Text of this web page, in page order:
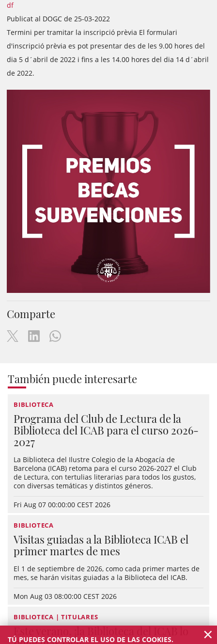
df
Publicat al DOGC de 25-03-2022
Termini per tramitar la inscripció prèvia El formulari
d'inscripció prèvia es pot presentar des de les 9.00 hores del
dia 5 d´abril de 2022 i fins a les 14.00 hores del dia 14 d´abril
de 2022.
Comparte
También puede interesarte
BIBLIOTECA
Programa del Club de Lectura de la
Biblioteca del ICAB para el curso 2026-
2027
La Biblioteca del Ilustre Colegio de la Abogacía de
Barcelona (ICAB) retoma para el curso 2026-2027 el Club
de Lectura, con tertulias literarias para todos los gustos,
con diversas temáticas y distintos géneros.
Fri Aug 07 00:00:00 CEST 2026
BIBLIOTECA
Visitas guiadas a la Biblioteca ICAB el
primer martes de mes
El 1 de septiembre de 2026, como cada primer martes de
mes, se harán visitas guiadas a la Biblioteca del ICAB.
Mon Aug 03 08:00:00 CEST 2026
BIBLIOTECA | TITULARES
TÚ PUEDES CONTROLAR EL USO DE LAS COOKIES. ×